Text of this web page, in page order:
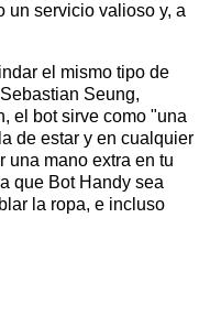
un servicio valioso y, a
el mismo tipo de
Seung,
el bot sirve como "una
de estar y en cualquier
una mano extra en tu
que Bot Handy sea
la ropa, e incluso